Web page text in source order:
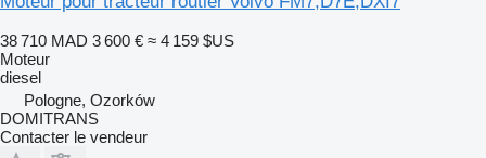
38 710 MAD 3 600 € ≈ 4 159 $US
Moteur
diesel
Pologne, Ozorków
DOMITRANS
Contacter le vendeur